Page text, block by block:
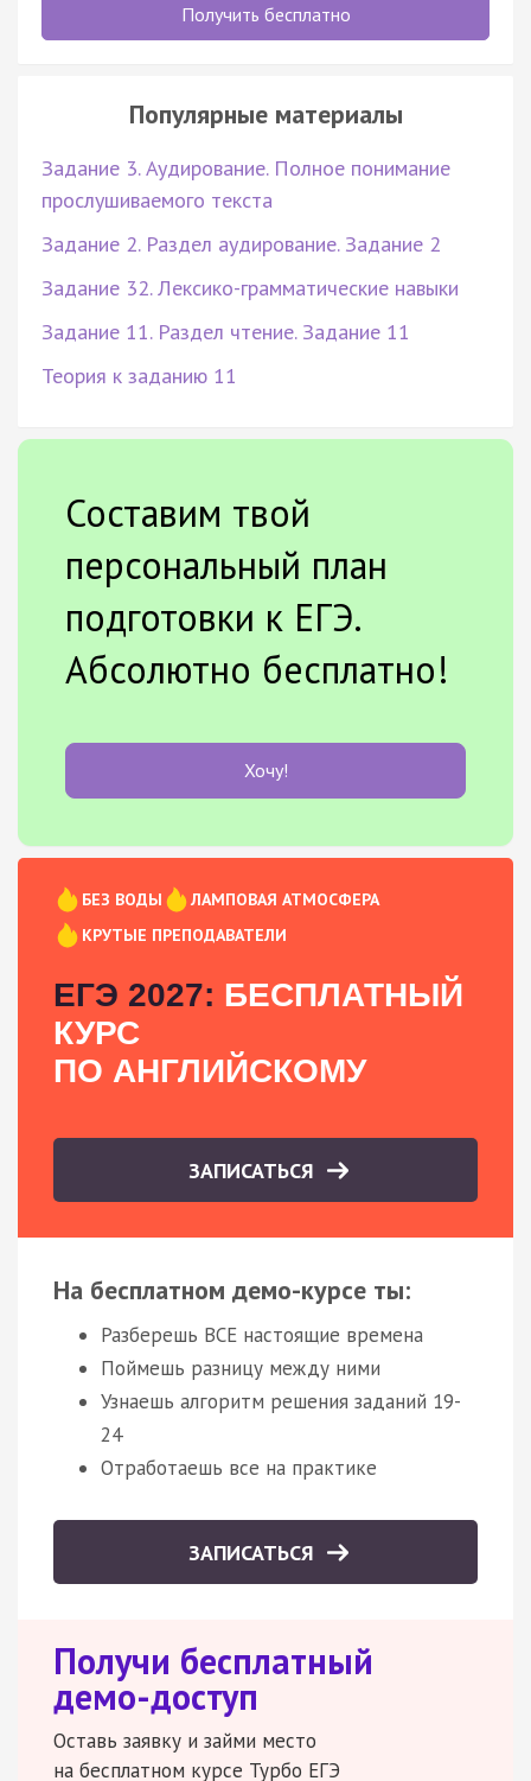
Получить бесплатно
Популярные материалы
Задание 3. Аудирование. Полное понимание
прослушиваемого текста
Задание 2. Раздел аудирование. Задание 2
Задание 32. Лексико-грамматические навыки
Задание 11. Раздел чтение. Задание 11
Теория к заданию 11
Составим твой
персональный план
подготовки к ЕГЭ.
Абсолютно бесплатно!
Хочу!
БЕЗ ВОДЫ
ЛАМПОВАЯ АТМОСФЕРА
КРУТЫЕ ПРЕПОДАВАТЕЛИ
ЕГЭ 2027: БЕСПЛАТНЫЙ
КУРС
ПО АНГЛИЙСКОМУ
ЗАПИСАТЬСЯ
На бесплатном демо-курсе ты:
Разберешь ВСЕ настоящие времена
Поймешь разницу между ними
Узнаешь алгоритм решения заданий 19-
24
Отработаешь все на практике
ЗАПИСАТЬСЯ
Получи бесплатный
демо-доступ
Оставь заявку и займи место
на бесплатном курсе Турбо ЕГЭ